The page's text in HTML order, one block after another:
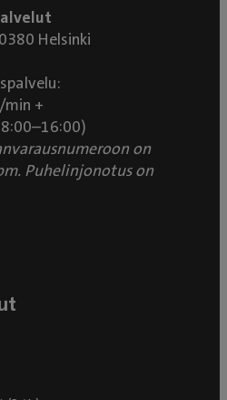
Helsinki
+
on
Puhelinjonotus on